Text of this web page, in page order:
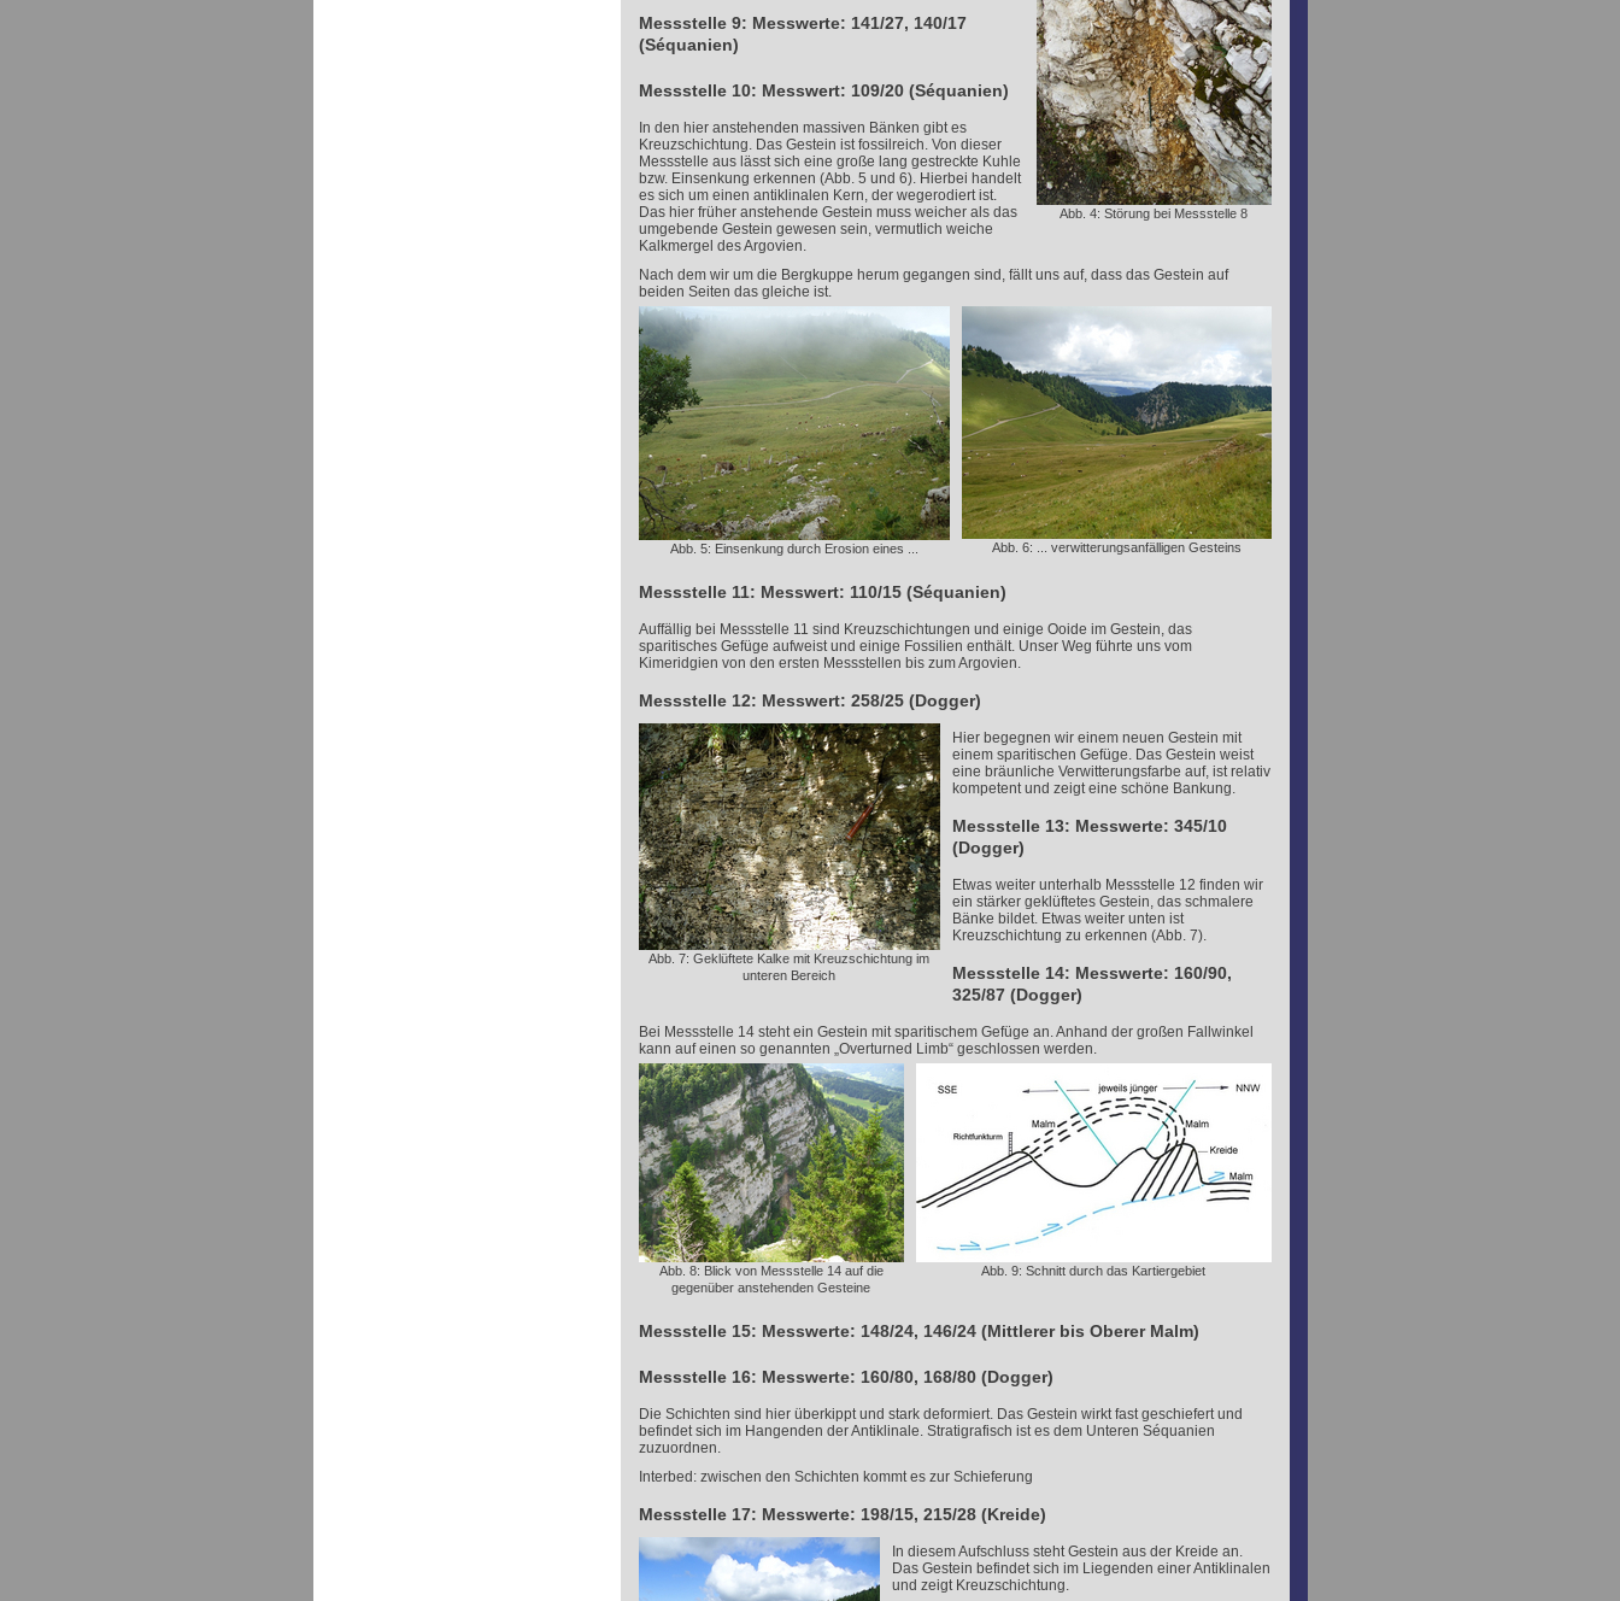
Abb. 4: Störung bei Messstelle 8
Messstelle 9: Messwerte: 141/27, 140/17
(Séquanien)
Messstelle 10: Messwert: 109/20 (Séquanien)
In den hier anstehenden massiven Bänken gibt es
Kreuzschichtung. Das Gestein ist fossilreich. Von dieser
Messstelle aus lässt sich eine große lang gestreckte Kuhle
bzw. Einsenkung erkennen (Abb. 5 und 6). Hierbei handelt
es sich um einen antiklinalen Kern, der wegerodiert ist.
Das hier früher anstehende Gestein muss weicher als das
umgebende Gestein gewesen sein, vermutlich weiche
Kalkmergel des Argovien.
Nach dem wir um die Bergkuppe herum gegangen sind, fällt uns auf, dass das Gestein auf
beiden Seiten das gleiche ist.
Abb. 5: Einsenkung durch Erosion eines ... Abb. 6: ... verwitterungsanfälligen Gesteins
Messstelle 11: Messwert: 110/15 (Séquanien)
Auffällig bei Messstelle 11 sind Kreuzschichtungen und einige Ooide im Gestein, das
sparitisches Gefüge aufweist und einige Fossilien enthält. Unser Weg führte uns vom
Kimeridgien von den ersten Messstellen bis zum Argovien.
Messstelle 12: Messwert: 258/25 (Dogger)
Abb. 7: Geklüftete Kalke mit Kreuzschichtung im
unteren Bereich
Hier begegnen wir einem neuen Gestein mit
einem sparitischen Gefüge. Das Gestein weist
eine bräunliche Verwitterungsfarbe auf, ist relativ
kompetent und zeigt eine schöne Bankung.
Messstelle 13: Messwerte: 345/10
(Dogger)
Etwas weiter unterhalb Messstelle 12 finden wir
ein stärker geklüftetes Gestein, das schmalere
Bänke bildet. Etwas weiter unten ist
Kreuzschichtung zu erkennen (Abb. 7).
Messstelle 14: Messwerte: 160/90,
325/87 (Dogger)
Bei Messstelle 14 steht ein Gestein mit sparitischem Gefüge an. Anhand der großen Fallwinkel
kann auf einen so genannten „Overturned Limb“ geschlossen werden.
Abb. 8: Blick von Messstelle 14 auf die
gegenüber anstehenden Gesteine
Abb. 9: Schnitt durch das Kartiergebiet
Messstelle 15: Messwerte: 148/24, 146/24 (Mittlerer bis Oberer Malm)
Messstelle 16: Messwerte: 160/80, 168/80 (Dogger)
Die Schichten sind hier überkippt und stark deformiert. Das Gestein wirkt fast geschiefert und
befindet sich im Hangenden der Antiklinale. Stratigrafisch ist es dem Unteren Séquanien
zuzuordnen.
Interbed: zwischen den Schichten kommt es zur Schieferung
Messstelle 17: Messwerte: 198/15, 215/28 (Kreide)
In diesem Aufschluss steht Gestein aus der Kreide an.
Das Gestein befindet sich im Liegenden einer Antiklinalen
und zeigt Kreuzschichtung.